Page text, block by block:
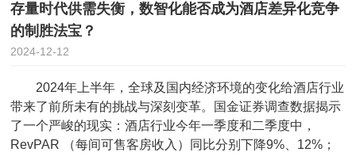
存量时代供需失衡，数智化能否成为酒店差异化竞争
的制胜法宝？
2024-12-12
2024年上半年，全球及国内经济环境的变化给酒店行业
带来了前所未有的挑战与深刻变革。国金证券调查数据揭示
了一个严峻的现实：酒店行业今年一季度和二季度中，
RevPAR （每间可售客房收入）同比分别下降9%、12%；